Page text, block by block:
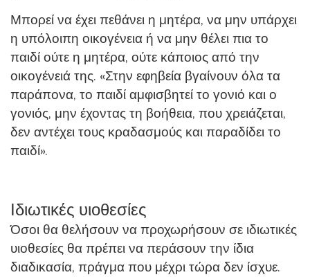
Μπορεί να έχει πεθάνει η μητέρα, να μην υπάρχει
η υπόλοιπη οικογένεια ή να μην θέλει πια το
παιδί ούτε η μητέρα, ούτε κάποιος από την
οικογένειά της. «Στην εφηβεία βγαίνουν όλα τα
παράπονα, το παιδί αμφισβητεί το γονιό και ο
γονιός, μην έχοντας τη βοήθεια, που χρειάζεται,
δεν αντέχει τους κραδασμούς και παραδίδει το
παιδί».
Ιδιωτικές υιοθεσίες
Όσοι θα θελήσουν να προχωρήσουν σε ιδιωτικές
υιοθεσίες θα πρέπει να περάσουν την ίδια
διαδικασία, πράγμα που μέχρι τώρα δεν ίσχυε.